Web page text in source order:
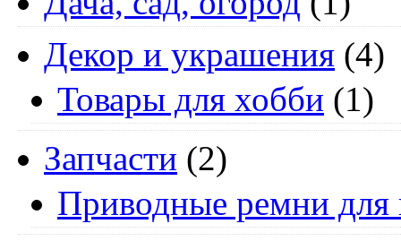
Декор и украшения (4)
Товары для хобби (1)
Запчасти (2)
Приводные ремни для